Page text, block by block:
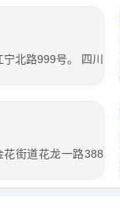
北路999号。 四川
街道花龙一路388